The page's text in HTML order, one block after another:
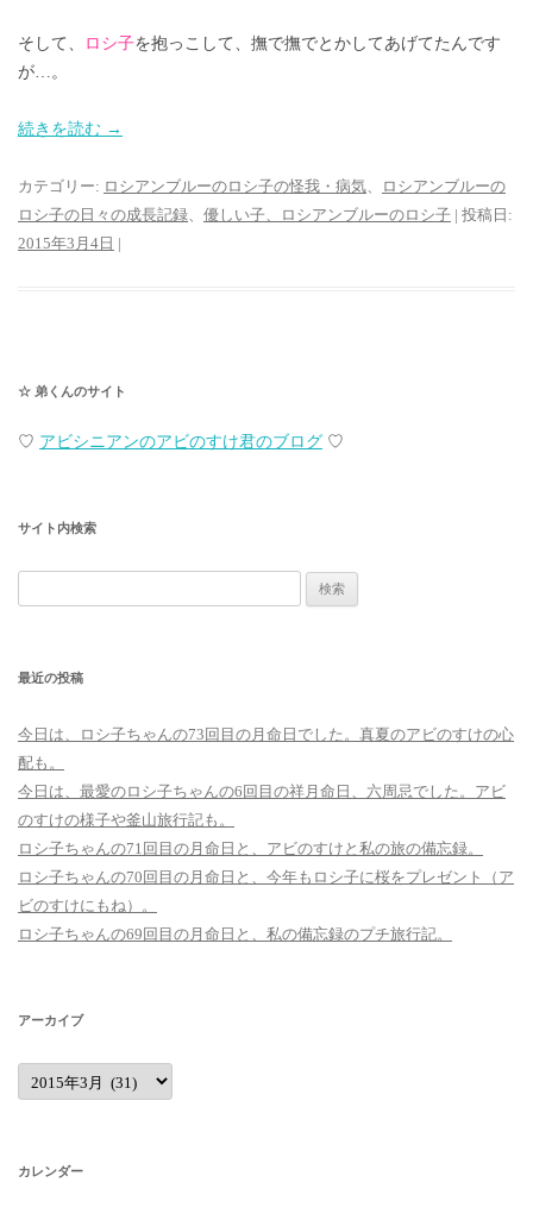
そして、 ロシ子を抱っこして、撫で撫でとかしてあげてたんです
が…。
続きを読む →
カテゴリー: ロシアンブルーのロシ子の怪我・病気、
ロシアンブルーの
ロシ子の日々の成長記録、 優しい子、ロシアンブルーのロシ子 | 投稿日:
2015年3月4日 |
☆ 弟くんのサイト
♡ アビシニアンのアビのすけ君のブログ ♡
サイト内検索
索:
最近の投稿
今日は、ロシ子ちゃんの73回目の月命日でした。真夏のアビのすけの心
配も。
今日は、最愛のロシ子ちゃんの6回目の祥月命日、六周忌でした。アビ
のすけの様子や釜山旅行記も。
ロシ子ちゃんの71回目の月命日と、アビのすけと私の旅の備忘録。
ロシ子ちゃんの70回目の月命日と、今年もロシ子に桜をプレゼント（ア
ビのすけにもね）。
ロシ子ちゃんの69回目の月命日と、私の備忘録のプチ旅行記。
アーカイブ
ア
ー
カ
カレンダー